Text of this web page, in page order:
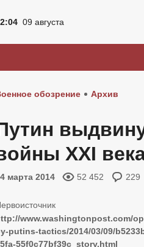
09 августа
обозрение Архив
XXI
марта 2014 52 452 229
www.washingtonpost.com/
putins-tactics/2014/03/09/
55f0c77bf39c_story.html